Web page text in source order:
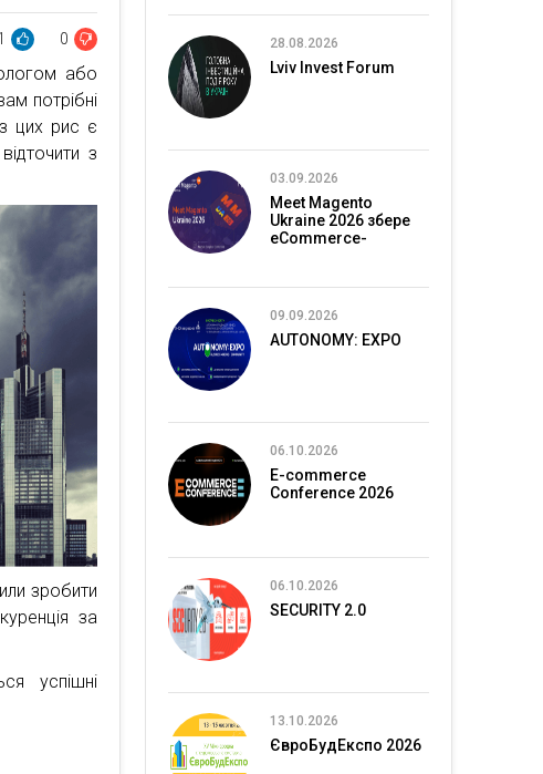
0
або
потрібні
цих рис є
з
зробити
за
успішні
28.08.2026
Lviv Invest Forum
03.09.2026
Meet Magento
Ukraine 2026 збере
eCommerce-
09.09.2026
AUTONOMY: EXPO
06.10.2026
E-commerce
Conference 2026
06.10.2026
SECURITY 2.0
13.10.2026
ЄвроБудЕкспо 2026